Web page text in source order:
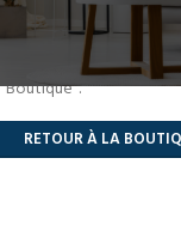
Avant de procéder au
panier. Vous trouverez
"Boutique".
RETOUR À LA